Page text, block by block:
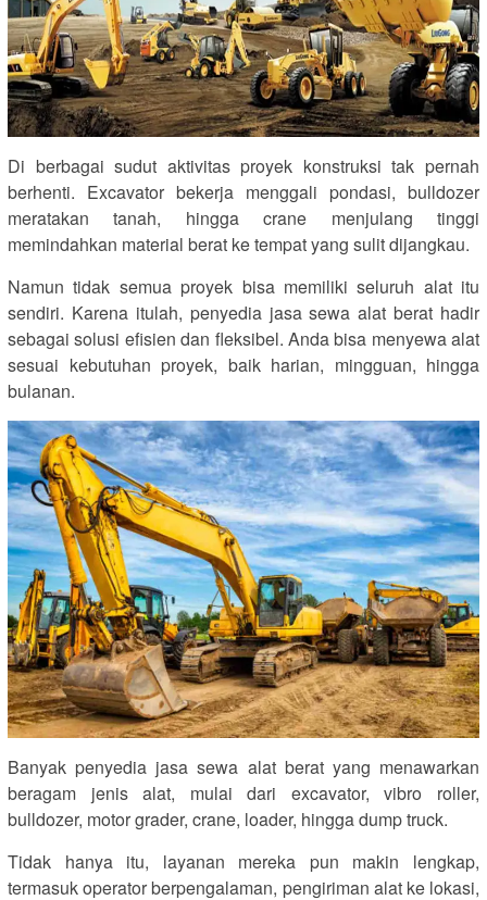
Di berbagai sudut aktivitas proyek konstruksi tak pernah
berhenti. Excavator bekerja menggali pondasi, bulldozer
meratakan tanah, hingga crane menjulang tinggi
memindahkan material berat ke tempat yang sulit dijangkau.
Namun tidak semua proyek bisa memiliki seluruh alat itu
sendiri. Karena itulah, penyedia jasa sewa alat berat hadir
sebagai solusi efisien dan fleksibel. Anda bisa menyewa alat
sesuai kebutuhan proyek, baik harian, mingguan, hingga
bulanan.
Banyak penyedia jasa sewa alat berat yang menawarkan
beragam jenis alat, mulai dari excavator, vibro roller,
bulldozer, motor grader, crane, loader, hingga dump truck.
Tidak hanya itu, layanan mereka pun makin lengkap,
termasuk operator berpengalaman, pengiriman alat ke lokasi,